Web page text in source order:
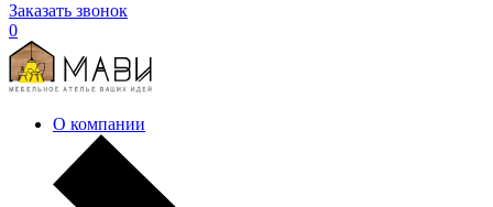
Заказать звонок
0
О компании